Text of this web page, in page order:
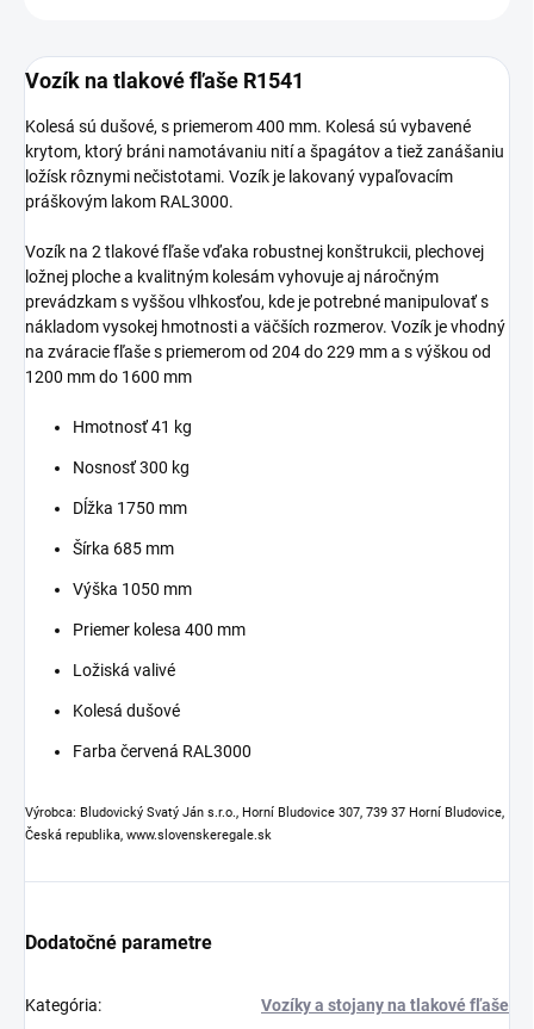
Vozík na tlakové fľaše R1541
Kolesá sú dušové, s priemerom 400 mm. Kolesá sú vybavené
krytom, ktorý bráni namotávaniu nití a špagátov a tiež zanášaniu
ložísk rôznymi nečistotami. Vozík je lakovaný vypaľovacím
práškovým lakom RAL3000.
Vozík na 2 tlakové fľaše vďaka robustnej konštrukcii, plechovej
ložnej ploche a kvalitným kolesám vyhovuje aj náročným
prevádzkam s vyššou vlhkosťou, kde je potrebné manipulovať s
nákladom vysokej hmotnosti a väčších rozmerov. Vozík je vhodný
na zváracie fľaše s priemerom od 204 do 229 mm a s výškou od
1200 mm do 1600 mm
Hmotnosť 41 kg
Nosnosť 300 kg
Dĺžka 1750 mm
Šírka 685 mm
Výška 1050 mm
Priemer kolesa 400 mm
Ložiská valivé
Kolesá dušové
Farba červená RAL3000
Výrobca: Bludovický Svatý Ján s.r.o., Horní Bludovice 307, 739 37 Horní Bludovice,
Česká republika, www.slovenskeregale.sk
Dodatočné parametre
Kategória: Vozíky a stojany na tlakové fľaše